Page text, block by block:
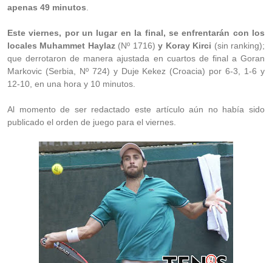
apenas 49 minutos
Este viernes, por un lugar en la final, se enfrentarán con los
locales Muhammet Haylaz(Nº 1716)y Koray Kirci (sin ranking);
que derrotaron de manera ajustada en cuartos de final a Goran
Markovic (Serbia, Nº 724) y Duje Kekez (Croacia) por 6-3, 1-6 y
12-10, en una hora y 10 minutos.
Al momento de ser redactado este artículo aún no había sido
publicado el orden de juego para el viernes.